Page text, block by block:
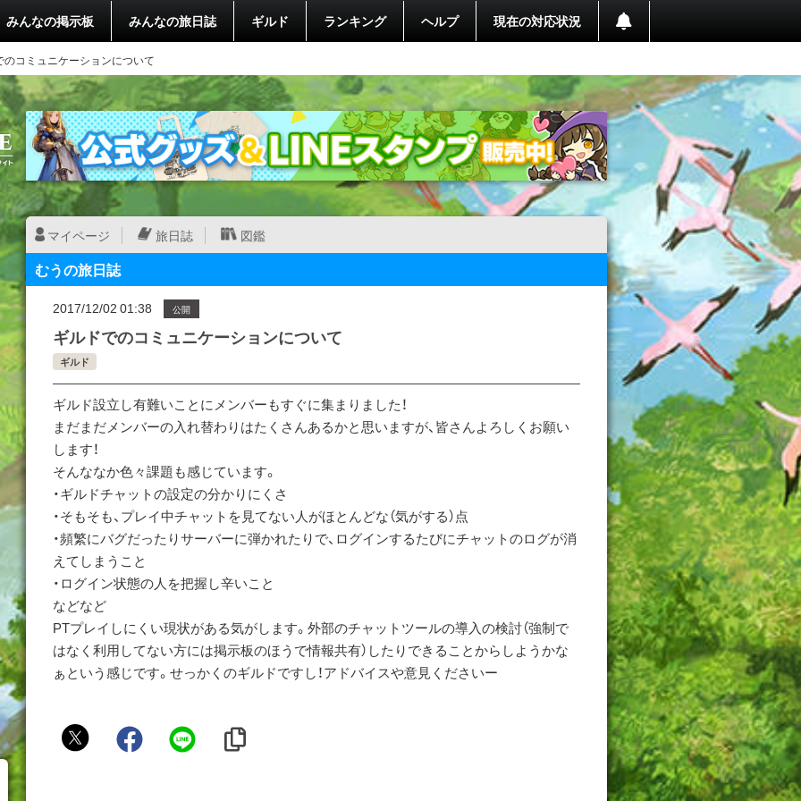
みんなの掲示板 みんなの旅日誌 ギルド ランキング ヘルプ 現在の対応状況
のコミュニケーションについて
マイページ 旅日誌 図鑑
むうの旅日誌
2017/12/02 01:38 公開
ギルドでのコミュニケーションについて
ギルド
ギルド設立し有難いことにメンバーもすぐに集まりました！
まだまだメンバーの入れ替わりはたくさんあるかと思いますが、皆さんよろしくお願い
します！
そんななか色々課題も感じています。
・ギルドチャットの設定の分かりにくさ
・そもそも、プレイ中チャットを見てない人がほとんどな（気がする）点
・頻繁にバグだったりサーバーに弾かれたりで、ログインするたびにチャットのログが消
えてしまうこと
・ログイン状態の人を把握し辛いこと
などなど
PTプレイしにくい現状がある気がします。外部のチャットツールの導入の検討（強制で
はなく利用してない方には掲示板のほうで情報共有）したりできることからしようかな
ぁという感じです。せっかくのギルドですし！アドバイスや意見くださいー
む